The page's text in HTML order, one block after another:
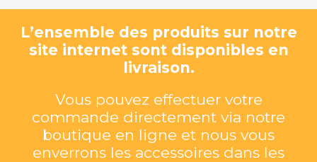
L’ensemble des produits sur notre
site internet sont disponibles en
livraison.
Vous pouvez effectuer votre
commande directement via notre
boutique en ligne et nous vous
enverrons les accessoires dans les